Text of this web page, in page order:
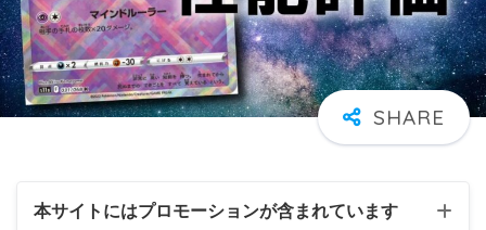
本サイトにはプロモーションが含まれています